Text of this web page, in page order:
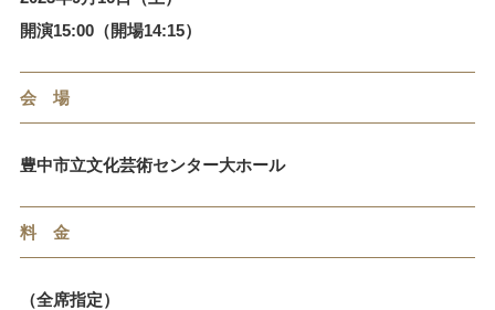
開演15:00（開場14:15）
会 場
豊中市立文化芸術センター大ホール
料 金
（全席指定）